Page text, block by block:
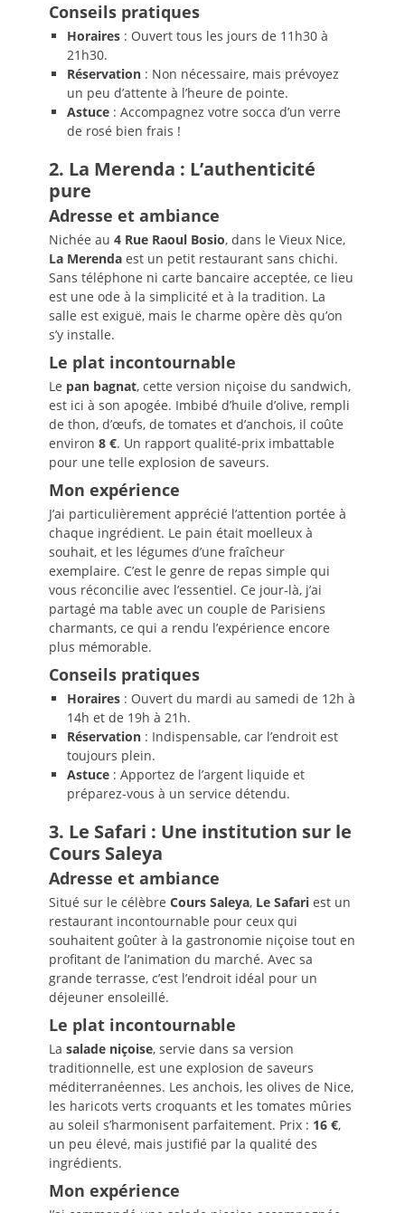
Conseils pratiques
Horaires : Ouvert tous les jours de 11h30 à
21h30.
Réservation : Non nécessaire, mais prévoyez
un peu d’attente à l’heure de pointe.
Astuce : Accompagnez votre socca d’un verre
de rosé bien frais !
2. La Merenda : L’authenticité
pure
Adresse et ambiance
Nichée au 4 Rue Raoul Bosio, dans le Vieux Nice,
La Merenda est un petit restaurant sans chichi.
Sans téléphone ni carte bancaire acceptée, ce lieu
est une ode à la simplicité et à la tradition. La
salle est exiguë, mais le charme opère dès qu’on
s’y installe.
Le plat incontournable
Le pan bagnat, cette version niçoise du sandwich,
est ici à son apogée. Imbibé d’huile d’olive, rempli
de thon, d’œufs, de tomates et d’anchois, il coûte
environ 8 €. Un rapport qualité-prix imbattable
pour une telle explosion de saveurs.
Mon expérience
J’ai particulièrement apprécié l’attention portée à
chaque ingrédient. Le pain était moelleux à
souhait, et les légumes d’une fraîcheur
exemplaire. C’est le genre de repas simple qui
vous réconcilie avec l’essentiel. Ce jour-là, j’ai
partagé ma table avec un couple de Parisiens
charmants, ce qui a rendu l’expérience encore
plus mémorable.
Conseils pratiques
Horaires : Ouvert du mardi au samedi de 12h à
14h et de 19h à 21h.
Réservation : Indispensable, car l’endroit est
toujours plein.
Astuce : Apportez de l’argent liquide et
préparez-vous à un service détendu.
3. Le Safari : Une institution sur le
Cours Saleya
Adresse et ambiance
Situé sur le célèbre Cours Saleya, Le Safari est un
restaurant incontournable pour ceux qui
souhaitent goûter à la gastronomie niçoise tout en
profitant de l’animation du marché. Avec sa
grande terrasse, c’est l’endroit idéal pour un
déjeuner ensoleillé.
Le plat incontournable
La salade niçoise, servie dans sa version
traditionnelle, est une explosion de saveurs
méditerranéennes. Les anchois, les olives de Nice,
les haricots verts croquants et les tomates mûries
au soleil s’harmonisent parfaitement. Prix : 16 €,
un peu élevé, mais justifié par la qualité des
ingrédients.
Mon expérience